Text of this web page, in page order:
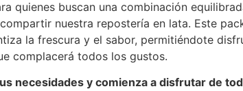
quienes buscan una combinación
nuestra repostería en lata. Este
la frescura y el sabor, permitiéndote
complacerá todos los gustos.
necesidades y comienza a disfrutar de